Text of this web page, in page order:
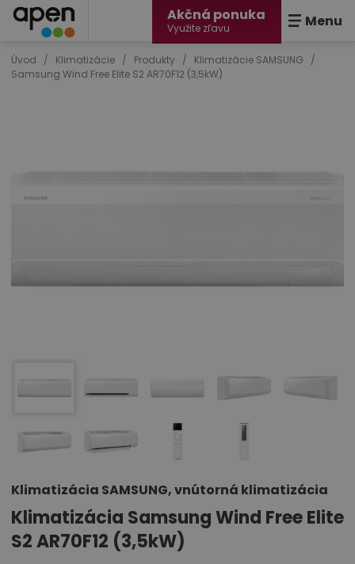
Akčná ponuka
Využite zľavu Menu
Úvod / Klimatizácie / Produkty / Klimatizácie SAMSUNG /
Samsung Wind Free Elite S2 AR70F12 (3,5kW)
Klimatizácia SAMSUNG, vnútorná klimatizácia
Klimatizácia Samsung Wind Free Elite
S2 AR70F12 (3,5kW)